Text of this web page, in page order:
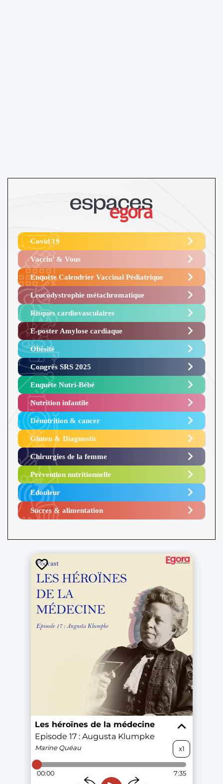
Covid 19
Vaccin’ & Vous
Enquête Calendrier Vaccinal Pédiatrique
Leucodystrophie métachromatique
Risques cardiovasculaires
E-poster Amylose cardiaque ​
Obésité ​
Congrès SRS 2025 ​
Enquête Nutri-Bébé ​
Nutrition infantile
Dénutrition & cancer
Gluten & Diagnostic
Chirurgies de la femme
Prévention nutritionnelle
Edouleur​
Sucres & alimentation​